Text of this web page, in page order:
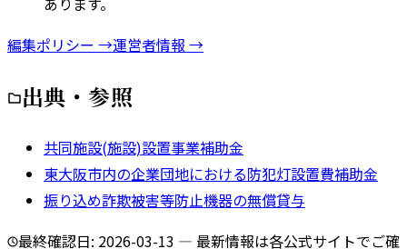
編集ポリシー →運営者情報 →
出典・参照
共同施設(施設)設置事業補助金
東大阪市内の企業団地における防犯灯設置費補助金
振り込め詐欺被害等防止機器の無償貸与
最終確認日: 2026-03-13 — 最新情報は各公式サイトでご確